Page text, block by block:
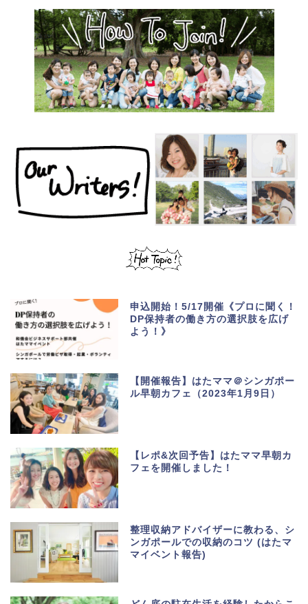
申込開始！5/17開催《プロに聞く！
DP保持者の働き方の選択肢を広げ
よう！》
【開催報告】はたママ＠シンガポー
ル早朝カフェ（2023年1月9日）
【レポ&次回予告】はたママ早朝カ
フェを開催しました！
整理収納アドバイザーに教わる、シ
ンガポールでの収納のコツ (はたマ
マイベント報告)